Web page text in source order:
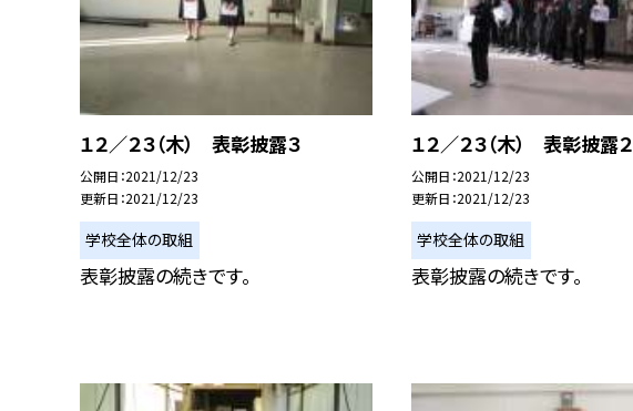
１２／２３（木） 表彰披露３
公開日 2021/12/23
更新日 2021/12/23
学校全体の取組
表彰披露の続きです。
１２／２３（木） 表彰披露２
公開日 2021/12/23
更新日 2021/12/23
学校全体の取組
表彰披露の続きです。